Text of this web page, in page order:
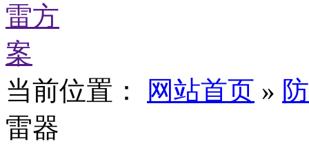
当前位置： 网站首页 »
雷器